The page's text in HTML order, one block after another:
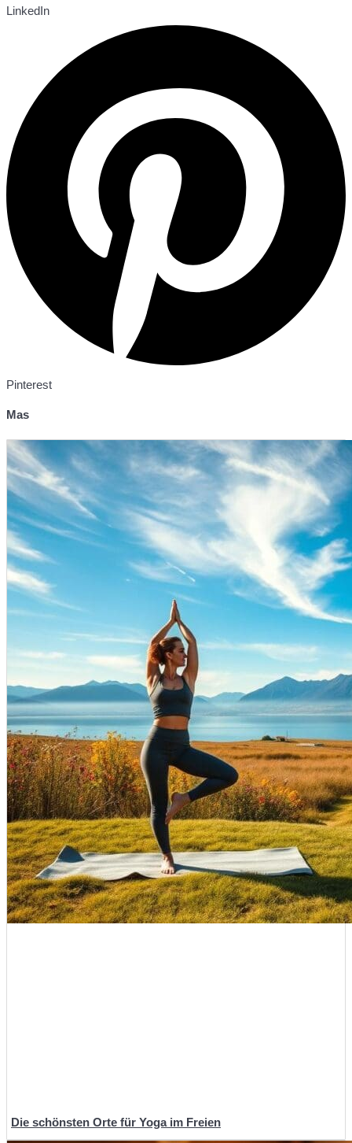
LinkedIn
Pinterest
Mas
Die schönsten Orte für Yoga im Freien